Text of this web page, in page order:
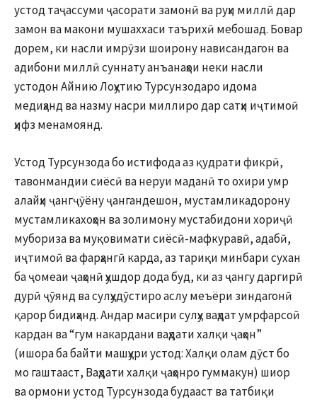
устод таҷассуми ҷасорати замонӣ ва руҳи миллӣ дар
замон ва макони мушаххаси таърихӣ мебошад. Бовар
дорем, ки насли имрӯзи шоирону нависандагон ва
адибони миллӣ суннату анъанаҳои неки насли
устодон Айнию Лоҳутию Турсунзодаро идома
медиҳанд ва назму насри миллиро дар сатҳи иҷтимоӣ
ҳифз менамоянд.
Устод Турсунзода бо истифода аз қудрати фикрӣ,
тавонмандии сиёсӣ ва неруи маданӣ то охири умр
алайҳи ҷангҷӯёну ҷангандешон, мустамликадорону
мустамликахоҳон ва золимону мустабидони хориҷӣ
мубориза ва муқовимати сиёсӣ-мафкуравӣ, адабӣ,
иҷтимоӣ ва фарҳангӣ карда, аз тариқи минбари сухан
ба ҷомеаи ҷаҳонӣ ҳушдор дода буд, ки аз ҷангу даргирӣ
дурӣ ҷӯянд ва сулҳудӯстиро аслу меъёри зиндагонӣ
қарор бидиҳанд. Андар масири сулҳу ваҳдат умрфарсоӣ
кардан ва “гум накардани ваҳдати халқи ҷаҳон”
(ишора ба байти машҳури устод: Халқи олам дӯст бо
мо гаштааст, Ваҳдати халқи ҷаҳонро гуммакун) шиор
ва ормони устод Турсунзода будааст ва татбиқи